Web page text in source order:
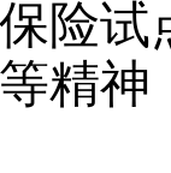
险
精神